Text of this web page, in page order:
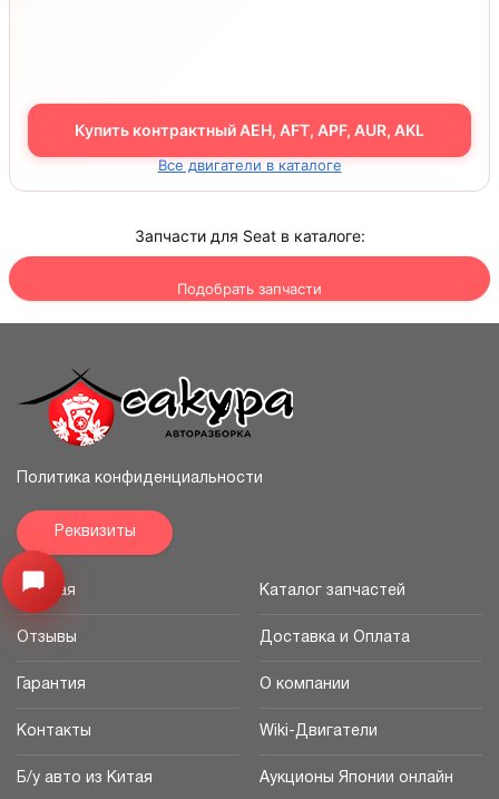
Купить контрактный AEH, AFT, APF, AUR, AKL
Все двигатели в каталоге
Запчасти для Seat в каталоге:
Подобрать запчасти
Узнайте цену запчасти -> Открыть меню
Политика конфиденциальности
Реквизиты
Главная Каталог запчастей
Отзывы Доставка и Оплата
Гарантия О компании
Контакты Wiki-Двигатели
Б/у авто из Китая Аукционы Японии онлайн